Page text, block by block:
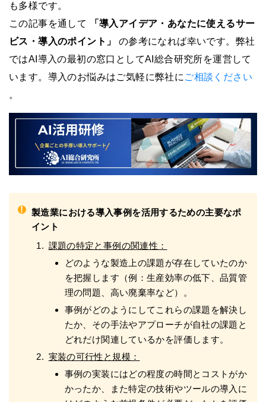
も多様です。
この記事を通して
「導入アイデア・あなたに使えるサー
ビス・導入のポイント」
の参考になれば幸いです。弊社
ではAI導入の最初の窓口としてAI総合研究所を運営して
います。導入のお悩みはご気軽に弊社に ご相談ください
。
!
製造業における導入事例を活用するための主要なポ
イント
課題の特定と事例の関連性：
どのような製造上の課題が存在していたのか
を把握します（例：生産効率の低下、品質管
理の問題、高い廃棄率など）。
事例がどのようにしてこれらの課題を解決し
たか、その手法やアプローチが自社の課題と
どれだけ関連しているかを評価します。
実装の可行性と規模：
事例の実装にはどの程度の時間とコストがか
かったか、また特定の技術やツールの導入に